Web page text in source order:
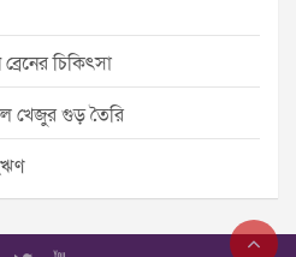
চিকিৎসা
খেজুর গুড় তৈরি